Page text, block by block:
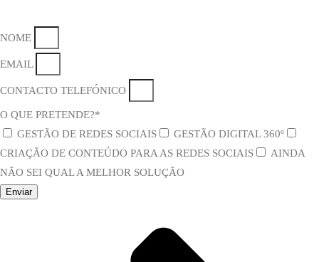
NOME
EMAIL
CONTACTO TELEFÓNICO
O QUE PRETENDE?*
GESTÃO DE REDES SOCIAIS
GESTÃO DIGITAL 360º
CRIAÇÃO DE CONTEÚDO PARA AS REDES SOCIAIS
AINDA
NÃO SEI QUAL A MELHOR SOLUÇÃO
Enviar